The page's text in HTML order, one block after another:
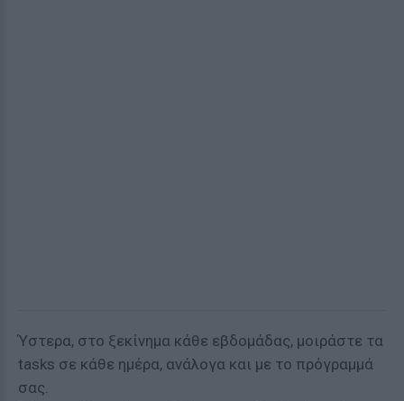
Ύστερα, στο ξεκίνημα κάθε εβδομάδας, μοιράστε τα
tasks σε κάθε ημέρα, ανάλογα και με το πρόγραμμά
σας.